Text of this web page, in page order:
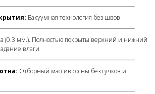
Вакуумная технология без швов
(0.3 мм.). Полностью покрыты верхний и нижний
влаги
Отборный массив сосны без сучков и